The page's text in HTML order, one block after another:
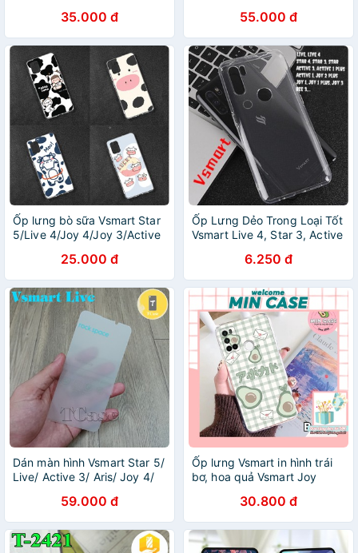
3,Active 1+,Joy 1+
35.000 đ
3,Joy 1+,Active 1+
55.000 đ
Ốp lưng bò sữa Vsmart Star
5/Live 4/Joy 4/Joy 3/Active
1+/Star 3/Star 4/Active
1/Aris/Joy 1
25.000 đ
Ốp Lưng Dẻo Trong Loại Tốt
Vsmart Live 4, Star 3, Active
Plus, Joy 1, Bee,...
6.250 đ
Dán màn hình Vsmart Star 5/
Live/ Active 3/ Aris/ Joy 4/
MIếng Dán PPF Rock Space
59.000 đ
Ốp lưng Vsmart in hình trái
bơ, hoa quả Vsmart Joy
4/Star 5/Active 3/Live
30.800 đ